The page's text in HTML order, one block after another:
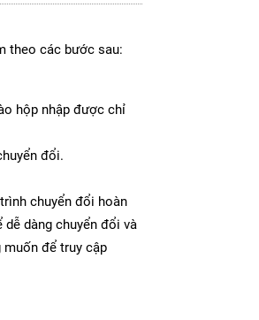
theo các bước sau:
hộp nhập được chỉ
đổi.
chuyển đổi hoàn
dàng chuyển đổi và
muốn để truy cập